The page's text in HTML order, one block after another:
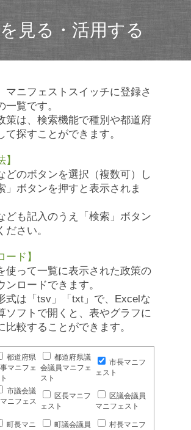
見る・活用する
マニフェストスイッチに登録さ
一覧です。
策は、検索機能で種別や都道府
て探すことができます。
】
どのボタンを選択（複数可）し
」ボタンを押すと表示されま
ども記入のうえ「検索」ボタン
ださい。
ード】
使って一覧に表示された政策の
ンロードできます。
式は「tsv」「txt」で、Excelな
ソフトで開くと、表やグラフに
比較することができます。
都道府県
マニフェ
都道府県議
会議員マニフェ
スト
市長マニフ
ェスト
市議会議
ニフェス
区長マニフ
ェスト
区議会議員
マニフェスト
町長マニ
町議会議員
村長マニフ